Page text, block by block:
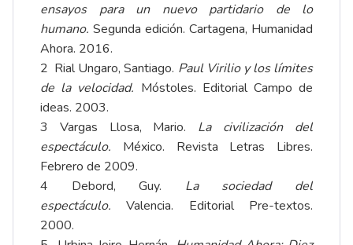
ensayos para un nuevo partidario de lo
humano. Segunda edición. Cartagena, Humanidad
Ahora. 2016.
2 Rial Ungaro, Santiago. Paul Virilio y los límites
de la velocidad. Móstoles. Editorial Campo de
ideas. 2003.
3 Vargas Llosa, Mario. La civilización del
espectáculo. México. Revista Letras Libres.
Febrero de 2009.
4 Debord, Guy. La sociedad del
espectáculo.Valencia. Editorial Pre-textos.
2000.